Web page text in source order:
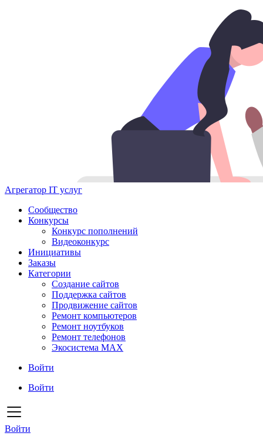
Агрегатор IT услуг
Сообщество
Конкурсы
Конкурс пополнений
Видеоконкурс
Инициативы
Заказы
Категории
Создание сайтов
Поддержка сайтов
Продвижение сайтов
Ремонт компьютеров
Ремонт ноутбуков
Ремонт телефонов
Экосистема MAX
Войти
Войти
Войти